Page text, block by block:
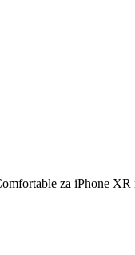
za iPhone XR